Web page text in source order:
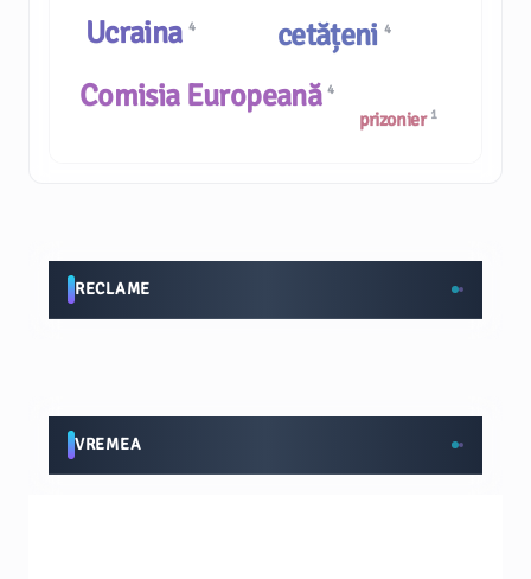
prizonier 1
cetățeni4
Ucraina 4
Comisia Europeană4
RECLAME
VREMEA